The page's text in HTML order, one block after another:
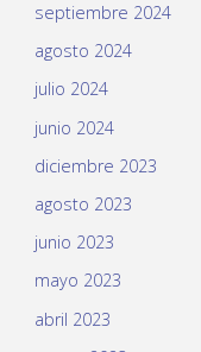
septiembre 2024
agosto 2024
julio 2024
junio 2024
diciembre 2023
agosto 2023
junio 2023
mayo 2023
abril 2023